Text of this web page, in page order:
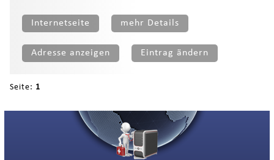
Internetseite mehr Details
Adresse anzeigen Eintrag ändern
Seite: 1